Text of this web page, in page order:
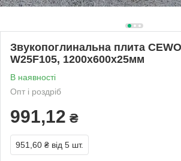
Звукопоглинальна плита
W25F105, 1200х600х25мм
В наявності
Опт і роздріб
991,12 ₴
951,60 ₴ від 5 шт.